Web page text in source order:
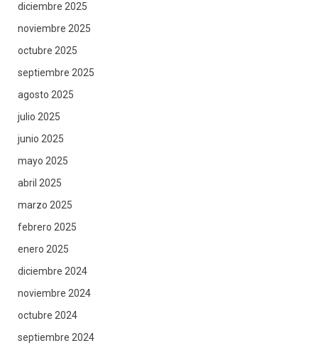
diciembre 2025
noviembre 2025
octubre 2025
septiembre 2025
agosto 2025
julio 2025
junio 2025
mayo 2025
abril 2025
marzo 2025
febrero 2025
enero 2025
diciembre 2024
noviembre 2024
octubre 2024
septiembre 2024